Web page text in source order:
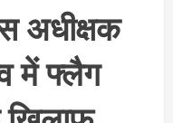
अधीक्षक
में फ्लैग